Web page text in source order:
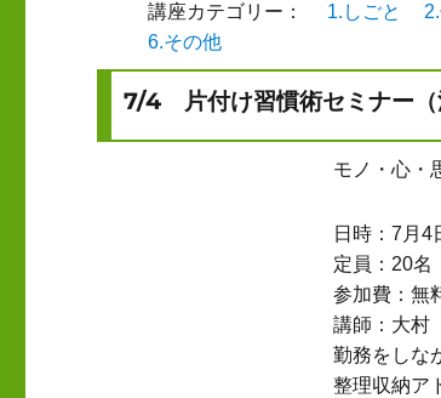
講座カテゴリー： 1.しごと
6.その他
7/4 片付け習慣術セミナー（
モノ・心・
日時：7月4
定員：20名
参加費：無
講師：大村
勤務をしな
整理収納ア